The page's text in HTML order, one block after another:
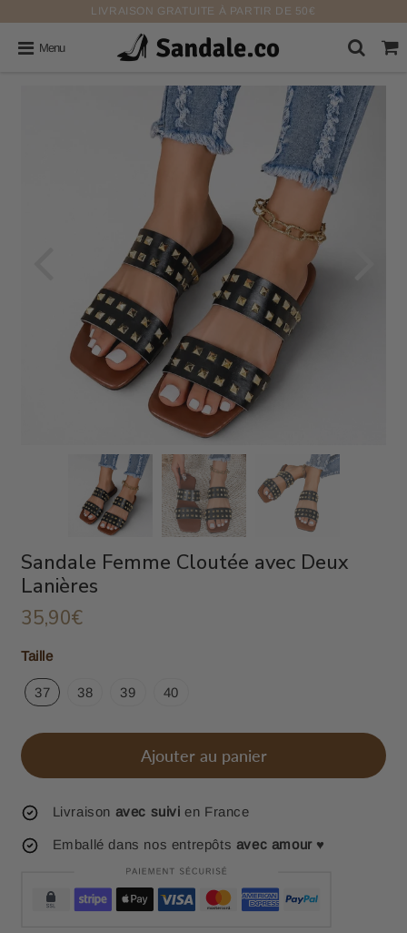
LIVRAISON GRATUITE À PARTIR DE 50€
Menu
Sandale Femme Cloutée avec Deux
Lanières
35,90€
price
Taille
37 38 39 40
Ajouter au panier
Livraison avec suivi en France
Emballé dans nos entrepôts avec amour ♥